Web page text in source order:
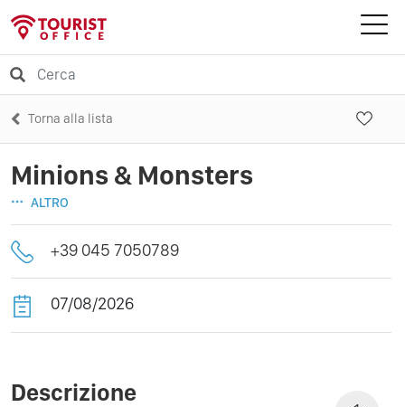
Torna alla lista
Minions & Monsters
ALTRO
+39 045 7050789
07/08/2026
Descrizione